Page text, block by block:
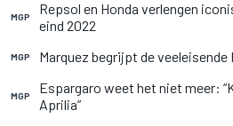
MGP
Repsol en Honda verlengen
eind 2022
MGP Marquez begrijpt de veeleisende
MGP
Espargaro weet het niet meer:
Aprilia”